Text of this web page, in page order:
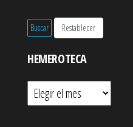
HEMEROTECA
Hemeroteca